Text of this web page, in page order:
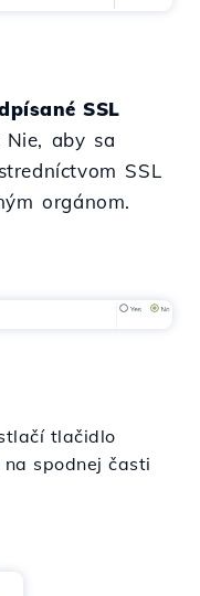
SSL
aby sa
SSL
orgánom.
tlačidlo
spodnej časti